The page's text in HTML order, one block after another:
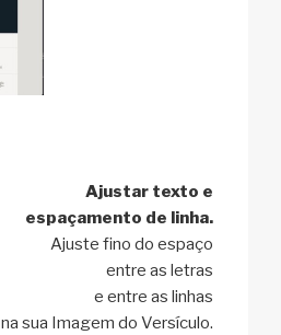
Ajustar texto e
espaçamento de linha.
Ajuste fino do espaço
entre as letras
e entre as linhas
na sua Imagem do Versículo.